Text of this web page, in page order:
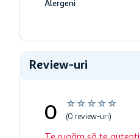
Alergeni
Review-uri
☆ ☆ ☆ ☆ ☆
0 (0 review-uri)